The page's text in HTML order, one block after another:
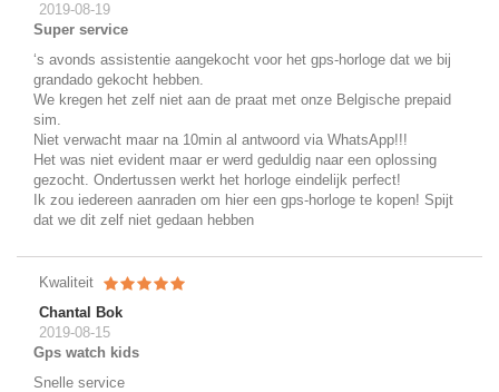
2019-08-19
Super service
‘s avonds assistentie aangekocht voor het gps-horloge dat we bij
grandado gekocht hebben.
We kregen het zelf niet aan de praat met onze Belgische prepaid
sim.
Niet verwacht maar na 10min al antwoord via WhatsApp!!!
Het was niet evident maar er werd geduldig naar een oplossing
gezocht. Ondertussen werkt het horloge eindelijk perfect!
Ik zou iedereen aanraden om hier een gps-horloge te kopen! Spijt
dat we dit zelf niet gedaan hebben
Kwaliteit
Chantal Bok
2019-08-15
Gps watch kids
Snelle service